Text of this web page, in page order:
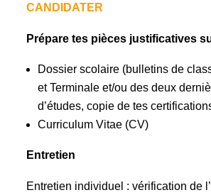
CANDIDATER
Prépare tes pièces justificatives
Dossier scolaire (bulletins de
et Terminale et/ou des deux
d’études, copie de tes
Curriculum Vitae (CV)
Entretien
Entretien individuel : vérification de